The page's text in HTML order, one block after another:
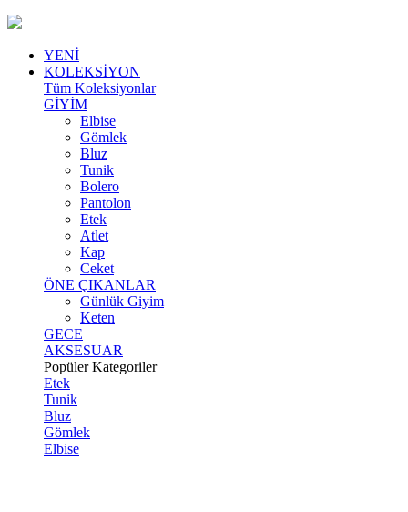
YENİ
KOLEKSİYON
Tüm Koleksiyonlar
GİYİM
Elbise
Gömlek
Bluz
Tunik
Bolero
Pantolon
Etek
Atlet
Kap
Ceket
ÖNE ÇIKANLAR
Günlük Giyim
Keten
GECE
AKSESUAR
Popüler Kategoriler
Etek
Tunik
Bluz
Gömlek
Elbise